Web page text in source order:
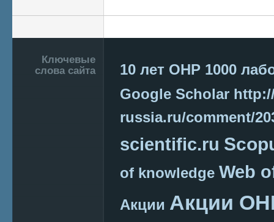
Подвал
Ключевые
слова сайта
10 лет ОНР 1000
Google Scholar
russia.ru/comment/
scientific.ru
of knowledge Web
Акции Акции